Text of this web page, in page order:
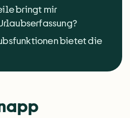
bringt mir
bietet die